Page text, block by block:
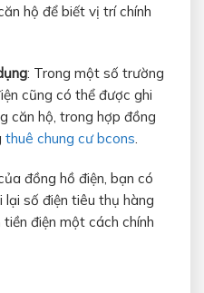
hộ để biết vị trí chính
: Trong một số trường
cũng có thể được ghi
căn hộ, trong hợp đồng
thuê chung cư bcons.
đồng hồ điện, bạn có
số điện tiêu thụ hàng
điện một cách chính